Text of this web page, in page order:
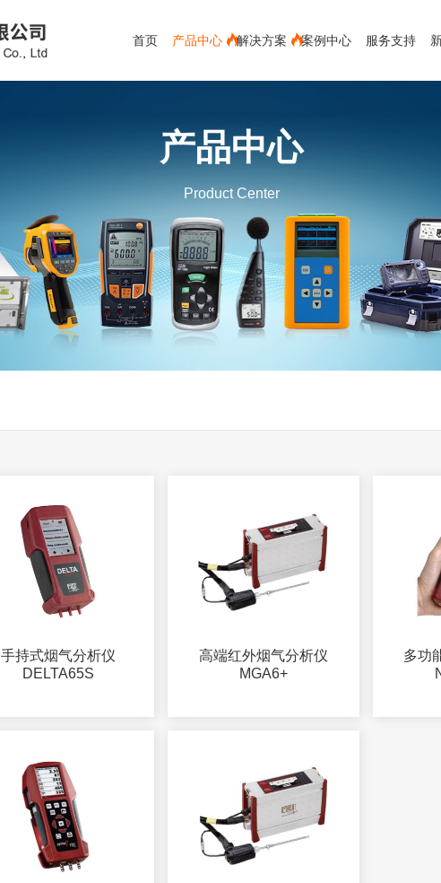
首页 产品中心
电能质量分析仪
有色金属行业
辐射检测仪
蓄电池测试仪
新能源
粉碎装备
实验室辅助设备
红外测温仪
接触式测温仪
化工救援类-军毒、生物检测仪
材料分析仪
X射线检测
解决方案 案例中心
冶金行业 环保行业
服务支持
下载中心 售后服务 常见问题
公司新闻 行业新闻
发展历程 服务客户
产品中心
Product Center
手持式烟气分析仪
DELTA65S
高端红外烟气分析仪
MGA6+
多功